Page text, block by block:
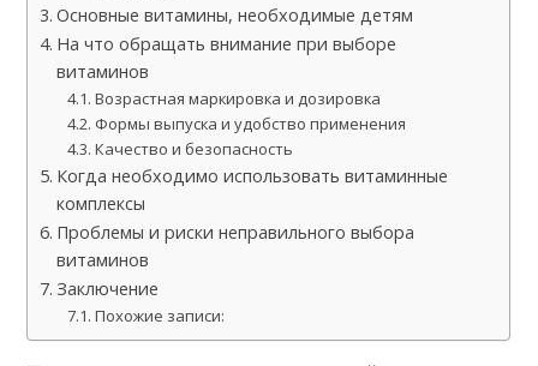
Основные витамины, необходимые детям
На что обращать внимание при выборе
витаминов
Возрастная маркировка и дозировка
Формы выпуска и удобство применения
Качество и безопасность
Когда необходимо использовать витаминные
комплексы
Проблемы и риски неправильного выбора
витаминов
Заключение
Похожие записи: